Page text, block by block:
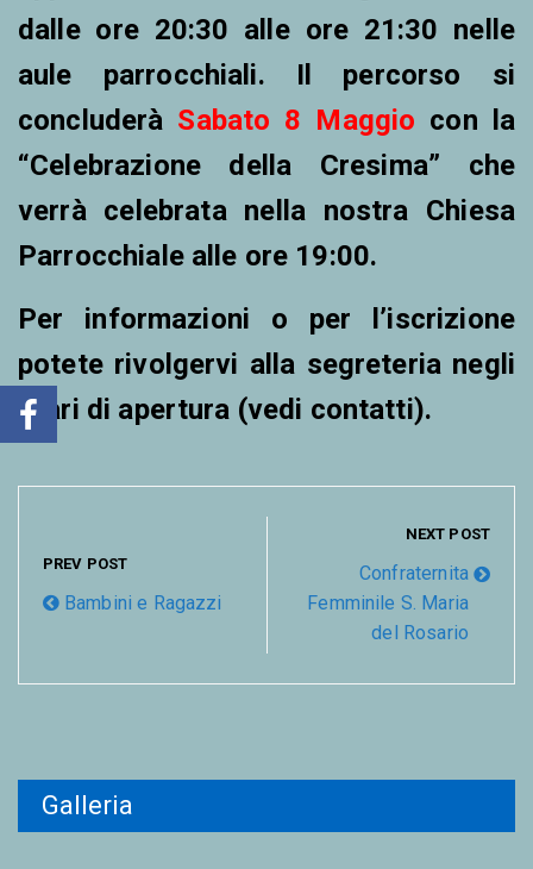
dalle ore 20:30 alle ore 21:30 nelle
aule parrocchiali. Il percorso si
concluderà Sabato 8 Maggio con la
“Celebrazione della Cresima” che
verrà celebrata nella nostra Chiesa
Parrocchiale alle ore 19:00.
Per informazioni o per l’iscrizione
potete rivolgervi alla segreteria negli
orari di apertura (vedi contatti).
PREV POST
Bambini e Ragazzi
NEXT POST
Confraternita
Femminile S. Maria
del Rosario
Galleria